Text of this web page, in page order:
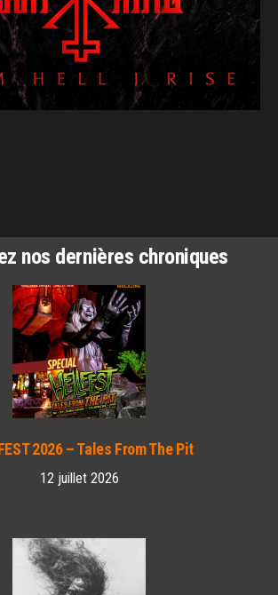
nos dernières chroniques
2026 – Tales From The Pit
12 juillet 2026